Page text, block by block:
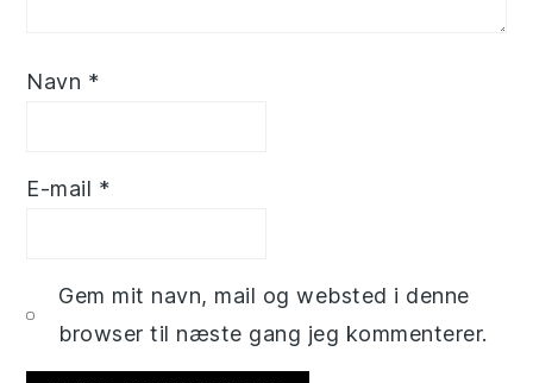
Navn *
E-mail *
Gem mit navn, mail og websted i denne
browser til næste gang jeg kommenterer.